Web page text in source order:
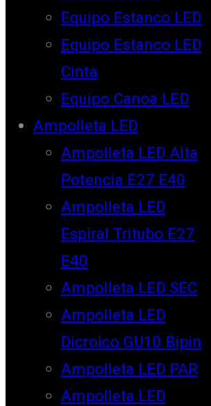
Equipo Estanco LED
Equipo Estanco LED
Cinta
Equipo Canoa LED
Ampolleta LED
Ampolleta LED Alta
Potencia E27 E40
Ampolleta LED
Espiral Tritubo E27
E40
Ampolleta LED SEC
Ampolleta LED
Dicroico GU10 Bipin
Ampolleta LED PAR
Ampolleta LED